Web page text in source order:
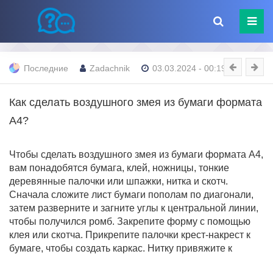
Последние Zadachnik 03.03.2024 - 00:19
Как сделать воздушного змея из бумаги формата
А4?
Чтобы сделать воздушного змея из бумаги формата А4,
вам понадобятся бумага, клей, ножницы, тонкие
деревянные палочки или шпажки, нитка и скотч.
Сначала сложите лист бумаги пополам по диагонали,
затем разверните и загните углы к центральной линии,
чтобы получился ромб. Закрепите форму с помощью
клея или скотча. Прикрепите палочки крест-накрест к
бумаге, чтобы создать каркас. Нитку привяжите к